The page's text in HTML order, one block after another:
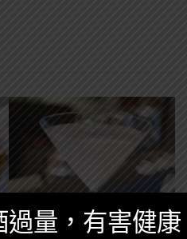
量，有害健康